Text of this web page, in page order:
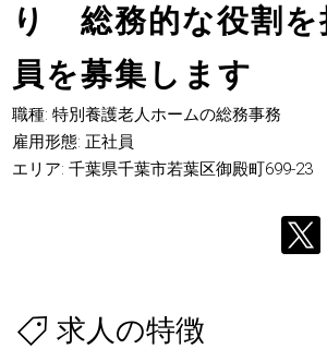
り 総務的な役割を
員を募集します
職種: 特別養護老人ホームの総務事務
雇用形態: 正社員
エリア: 千葉県千葉市若葉区御殿町699-23
求人の特徴